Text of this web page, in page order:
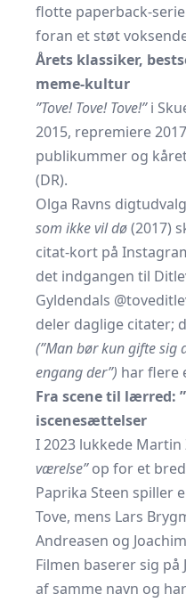
flotte paperback-
foran et støt
Årets klassiker,
meme-kultur
”Tove! Tove! Tove!”i
2015, repremiere
publikummer og
(DR).
Olga Ravns digtudvalg
som ikke vil dø(2017)
citat-kort på
det indgangen til
Gyldendals
deler daglige citater;
(”Man bør kun gifte
engang der”) har flere
Fra scene til lærred:
iscenesættelser
I 2023 lukkede
værelse”op for et
Paprika Steen spiller
Tove, mens Lars
Andreasen og
Filmen baserer sig på
af samme navn og